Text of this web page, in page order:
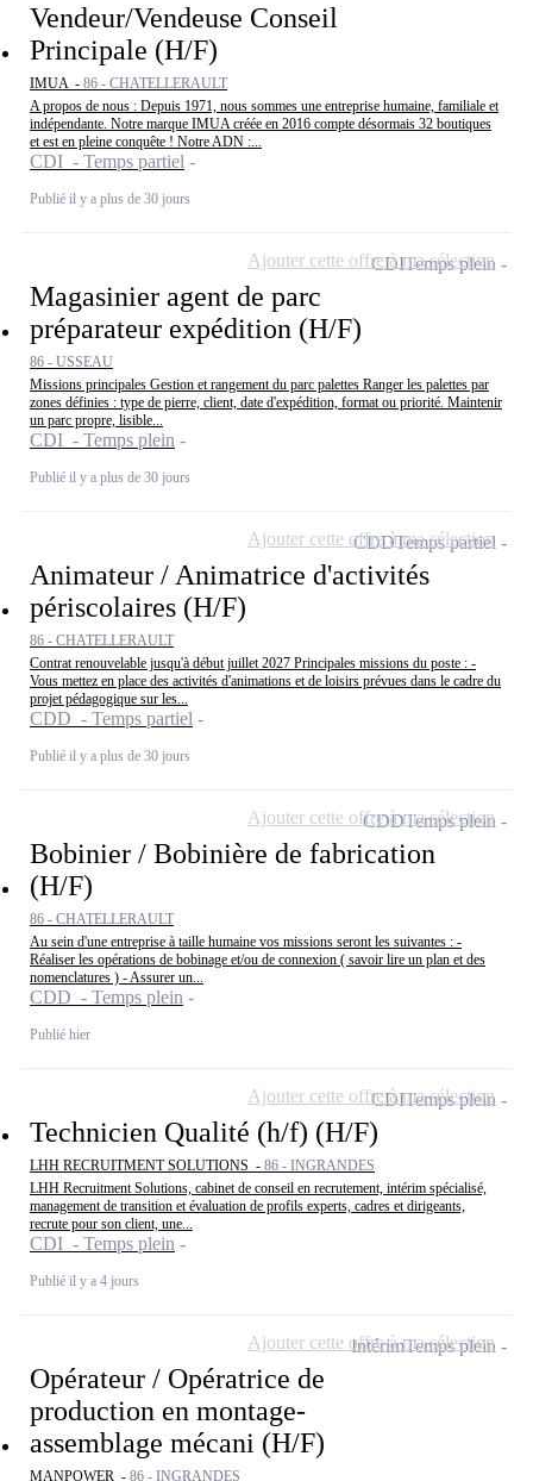
Vendeur/Vendeuse Conseil
Principale (H/F)
IMUA - 86 - CHATELLERAULT
A propos de nous : Depuis 1971, nous sommes une entreprise humaine, familiale et
indépendante. Notre marque IMUA créée en 2016 compte désormais 32 boutiques
et est en pleine conquête ! Notre ADN :...
CDI - Temps partiel
Publié il y a plus de 30 jours
Magasinier agent de parc
préparateur expédition (H/F)
86 - USSEAU
Missions principales Gestion et rangement du parc palettes Ranger les palettes par
zones définies : type de pierre, client, date d'expédition, format ou priorité. Maintenir
un parc propre, lisible...
CDI - Temps plein
Publié il y a plus de 30 jours
CDITemps plein
Ajouter cette offre à ma sélection
Animateur / Animatrice d'activités
périscolaires (H/F)
86 - CHATELLERAULT
Contrat renouvelable jusqu'à début juillet 2027 Principales missions du poste : -
Vous mettez en place des activités d'animations et de loisirs prévues dans le cadre du
projet pédagogique sur les...
CDD - Temps partiel
Publié il y a plus de 30 jours
CDDTemps partiel
Ajouter cette offre à ma sélection
Bobinier / Bobinière de fabrication
(H/F)
86 - CHATELLERAULT
Au sein d'une entreprise à taille humaine vos missions seront les suivantes : -
Réaliser les opérations de bobinage et/ou de connexion ( savoir lire un plan et des
nomenclatures ) - Assurer un...
CDD - Temps plein
Publié hier
CDDTemps plein
Ajouter cette offre à ma sélection
Technicien Qualité (h/f) (H/F)
LHH RECRUITMENT SOLUTIONS - 86 - INGRANDES
LHH Recruitment Solutions, cabinet de conseil en recrutement, intérim spécialisé,
management de transition et évaluation de profils experts, cadres et dirigeants,
recrute pour son client, une...
CDI - Temps plein
Publié il y a 4 jours
CDITemps plein
Ajouter cette offre à ma sélection
Opérateur / Opératrice de
production en montage-
assemblage mécani (H/F)
MANPOWER - 86 - INGRANDES
IntérimTemps plein
Ajouter cette offre à ma sélection